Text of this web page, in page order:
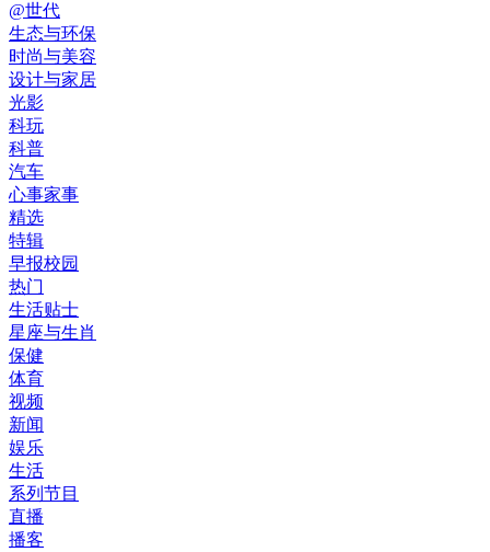
@世代
生态与环保
时尚与美容
设计与家居
光影
科玩
科普
汽车
心事家事
精选
特辑
早报校园
热门
生活贴士
星座与生肖
保健
体育
视频
新闻
娱乐
生活
系列节目
直播
播客